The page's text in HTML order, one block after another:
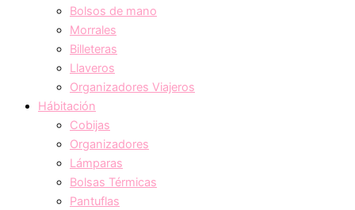
Bolsos de mano
Morrales
Billeteras
Llaveros
Organizadores Viajeros
Hábitación
Cobijas
Organizadores
Lámparas
Bolsas Térmicas
Pantuflas